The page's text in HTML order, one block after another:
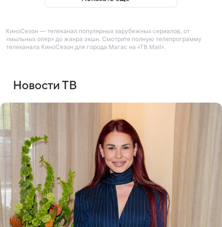
КиноСезон — телеканал популярных зарубежных сериалов, от
«мыльных опер» до жанра экшн. Смотрите полную телепрограмму
телеканала КиноСезон для города Магас на «ТВ Mail».
Новости ТВ